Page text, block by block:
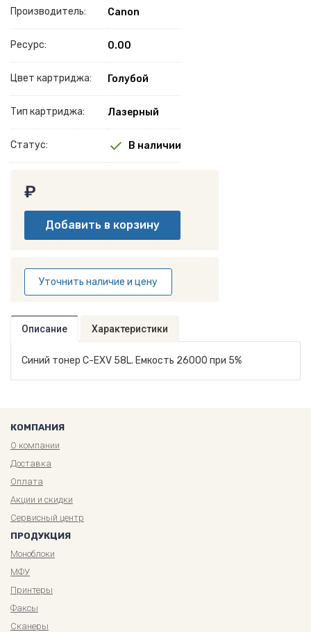
Производитель: Canon
Ресурс: 0.00
Цвет картриджа: Голубой
Тип картриджа: Лазерный
Статус: В наличии
₽
Уточнить наличие и цену
Описание Характеристики
Синий тонер C-EXV 58L. Емкость 26000 при 5%
КОМПАНИЯ
О компании
Доставка
Оплата
Акции и скидки
Сервисный центр
ПРОДУКЦИЯ
Моноблоки
МФУ
Принтеры
Факсы
Сканеры